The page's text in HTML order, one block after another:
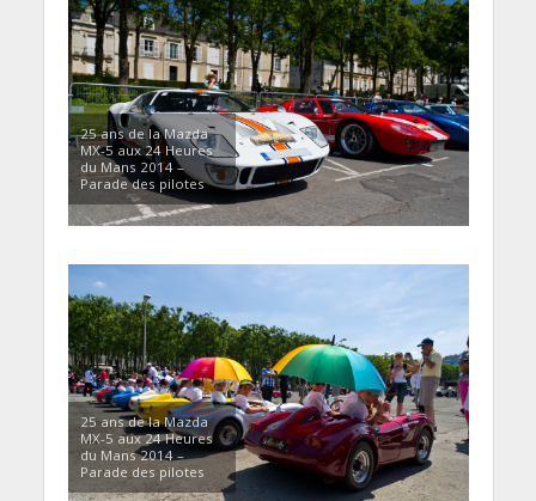
25 ans de la Mazda
MX-5 aux 24 Heures
du Mans 2014 –
Parade des pilotes
25 ans de la Mazda
MX-5 aux 24 Heures
du Mans 2014 –
Parade des pilotes